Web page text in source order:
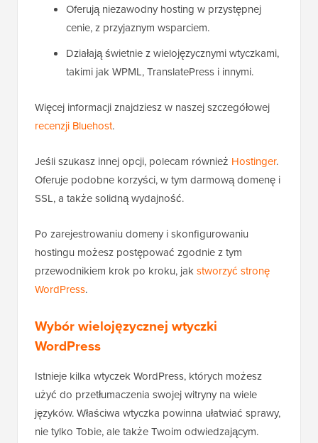
Oferują niezawodny hosting w przystępnej
cenie, z przyjaznym wsparciem.
Działają świetnie z wielojęzycznymi wtyczkami,
takimi jak WPML, TranslatePress i innymi.
Więcej informacji znajdziesz w naszej szczegółowej
recenzji Bluehost.
Jeśli szukasz innej opcji, polecam również Hostinger.
Oferuje podobne korzyści, w tym darmową domenę i
SSL, a także solidną wydajność.
Po zarejestrowaniu domeny i skonfigurowaniu
hostingu możesz postępować zgodnie z tym
przewodnikiem krok po kroku, jakstworzyć stronę
WordPress.
Wybór wielojęzycznej wtyczki
WordPress
Istnieje kilka wtyczek WordPress, których możesz
użyć do przetłumaczenia swojej witryny na wiele
języków. Właściwa wtyczka powinna ułatwiać sprawy,
nie tylko Tobie, ale także Twoim odwiedzającym.